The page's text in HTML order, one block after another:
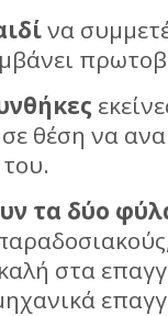
να
σε θέση να
τα δύο
στα